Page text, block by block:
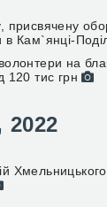
присвячену
в Кам`янці-
на
120 тис грн
Хмельницького